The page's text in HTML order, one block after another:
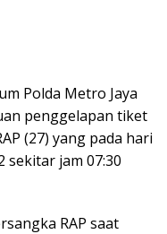
Polda Metro Jaya
penggelapan tiket
(27) yang pada hari
sekitar jam 07:30
RAP saat